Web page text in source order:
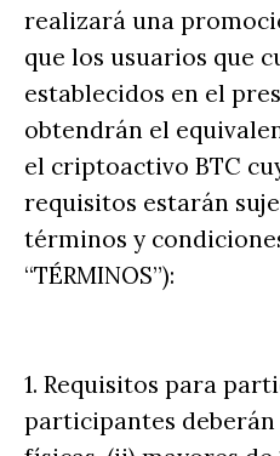
realizará una
que los usuarios que
establecidos en el
obtendrán el
el criptoactivo BTC
requisitos estarán
términos y
“TÉRMINOS”):
1. Requisitos para
participantes deberán